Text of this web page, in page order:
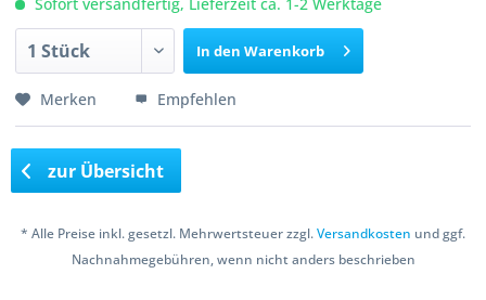
In den Warenkorb
Merken Empfehlen
zur Übersicht
* Alle Preise inkl. gesetzl. Mehrwertsteuer zzgl.Versandkosten und ggf.
Nachnahmegebühren, wenn nicht anders beschrieben